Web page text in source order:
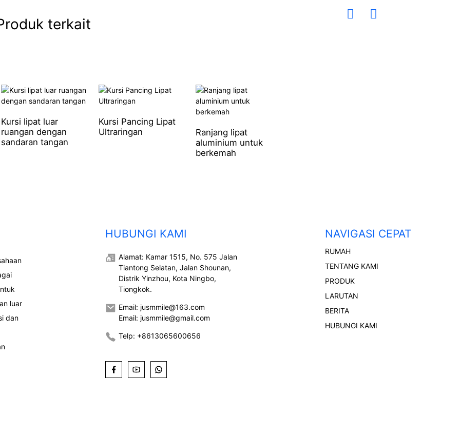
terkait
Kursi lipat luar
ruangan dengan
sandaran tangan
Kursi Pancing Lipat
Ultraringan
Ranjang lipat
aluminium untuk
berkemah
luar
dan
HUBUNGI KAMI
Alamat: Kamar 1515, No. 575 Jalan
Tiantong Selatan, Jalan Shounan,
Distrik Yinzhou, Kota Ningbo,
Tiongkok.
Email: jusmmile@163.com
Email: jusmmile@gmail.com
Telp: +8613065600656
NAVIGASI CEPAT
RUMAH
TENTANG KAMI
PRODUK
LARUTAN
BERITA
HUBUNGI KAMI